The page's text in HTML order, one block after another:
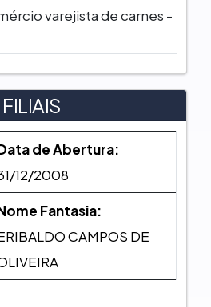
varejista de carnes -
FILIAIS
de Abertura:
12/2008
Fantasia:
CAMPOS DE